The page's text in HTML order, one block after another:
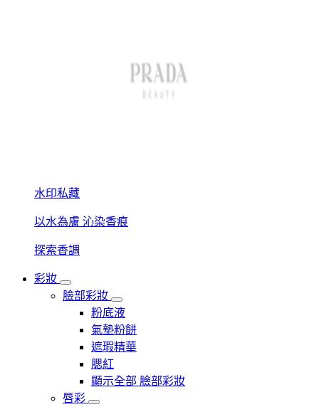
水印私藏
以水為膚 沁染香痕
探索香調
彩妝
臉部彩妝
粉底液
氣墊粉餅
遮瑕精華
腮紅
顯示全部 臉部彩妝
唇彩